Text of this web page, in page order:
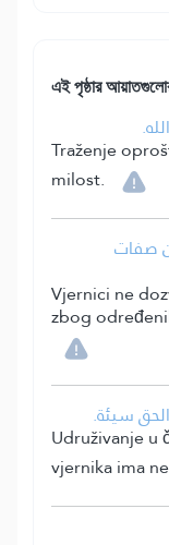
এই পৃষ্ঠার
Traženje
milost.
صفات
Vjernici ne
zbog
سيئة.
Udruživanje u
vjernika ima